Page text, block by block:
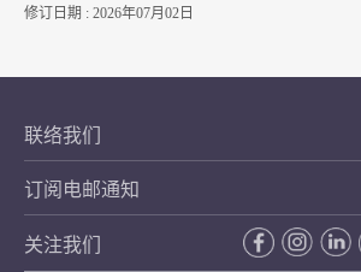
修订日期 : 2026年07月02日
联络我们
订阅电邮通知
关注我们